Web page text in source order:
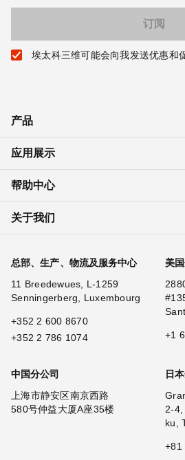
埃太科三维可能会向我发送优惠和
产品
应用展示
帮助中心
关于我们
总部、生产、物流及服务中心
11 Breedewues, L-1259
Senningerberg, Luxembourg
+352 2 600 8670
+352 2 786 1074
美
+1
中国分公司
上海市静安区南京西路
580号仲益大厦A座35楼
日
2-
ku,
+81